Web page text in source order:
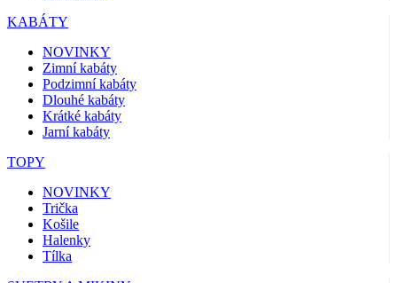
KABÁTY
NOVINKY
Zimní kabáty
Podzimní kabáty
Dlouhé kabáty
Krátké kabáty
Jarní kabáty
TOPY
NOVINKY
Trička
Košile
Halenky
Tílka